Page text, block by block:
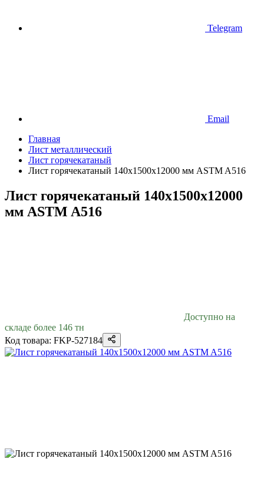
Telegram
Email
Главная
Лист металлический
Лист горячекатаный
Лист горячекатаный 140х1500х12000 мм ASTM A516
Лист горячекатаный 140х1500х12000
мм ASTM A516
Доступно на
складе более 146 тн
Код товара: FKP-527184